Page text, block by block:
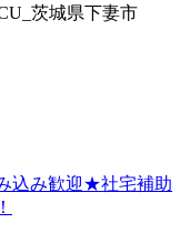
茨城県下妻市
込み歓迎★社宅補助